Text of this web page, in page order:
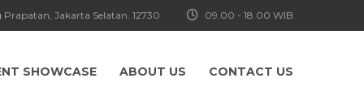
09.00 - 18.00 WIB
Jakarta Selatan. 12730
SHOWCASE ABOUT US CONTACT US